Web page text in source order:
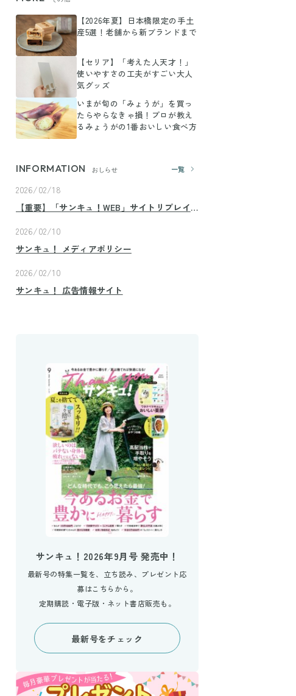
【2026年夏】日本橋限定の手土
産5選！老舗から新ブランドまで
【セリア】「考えた人天才！」
使いやすさの工夫がすごい大人
気グッズ
いまが旬の「みょうが」を買っ
たらやらなきゃ損！プロが教え
るみょうがの1番おいしい食べ方
INFORMATION おしらせ 一覧
2026/02/18
【重要】「サンキュ！WEB」サイトリプレイ
2026/02/10
サンキュ！ メディアポリシー
2026/02/10
サンキュ！ 広告情報サイト
サンキュ！2026年9月号 発売中！
最新号の特集一覧を、立ち読み、プレゼント応
募はこちらから。
定期購読・電子版・ネット書店販売も。
最新号をチェック